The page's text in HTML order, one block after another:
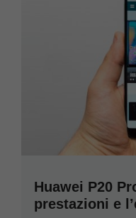
Huawei P20
prestazioni e